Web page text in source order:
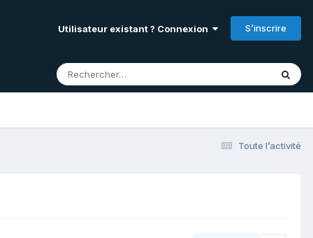
Utilisateur existant ? Connexion S’inscrire
Toute l’activité